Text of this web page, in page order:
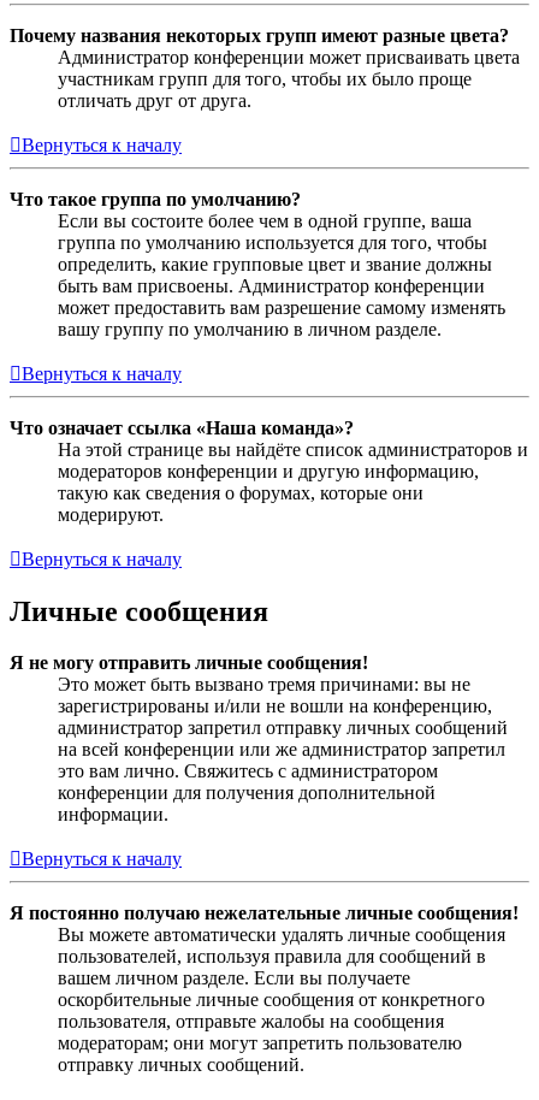
Почему названия некоторых групп имеют разные цвета?
Администратор конференции может присваивать цвета
участникам групп для того, чтобы их было проще
отличать друг от друга.
Вернуться к началу
Что такое группа по умолчанию?
Если вы состоите более чем в одной группе, ваша
группа по умолчанию используется для того, чтобы
определить, какие групповые цвет и звание должны
быть вам присвоены. Администратор конференции
может предоставить вам разрешение самому изменять
вашу группу по умолчанию в личном разделе.
Вернуться к началу
Что означает ссылка «Наша команда»?
На этой странице вы найдёте список администраторов и
модераторов конференции и другую информацию,
такую как сведения о форумах, которые они
модерируют.
Вернуться к началу
Личные сообщения
Я не могу отправить личные сообщения!
Это может быть вызвано тремя причинами: вы не
зарегистрированы и/или не вошли на конференцию,
администратор запретил отправку личных сообщений
на всей конференции или же администратор запретил
это вам лично. Свяжитесь с администратором
конференции для получения дополнительной
информации.
Вернуться к началу
Я постоянно получаю нежелательные личные сообщения!
Вы можете автоматически удалять личные сообщения
пользователей, используя правила для сообщений в
вашем личном разделе. Если вы получаете
оскорбительные личные сообщения от конкретного
пользователя, отправьте жалобы на сообщения
модераторам; они могут запретить пользователю
отправку личных сообщений.